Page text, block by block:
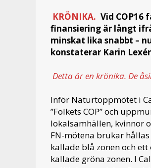
KRÖNIKA. Vid
finansiering är långt
minskat lika snabbt –
konstaterar Karin
Detta är en krönika. De
Inför Naturtoppmötet i
”Folkets COP” och
lokalsamhällen, kvinnor
FN-mötena brukar
kallade blå zonen och
kallade gröna zonen. I